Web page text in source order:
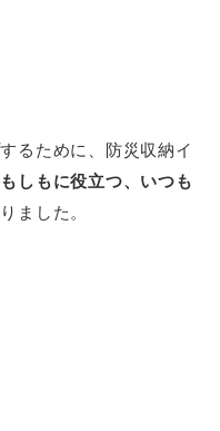
るために、防災収納イ
もしもに役立つ、いつも
ました。